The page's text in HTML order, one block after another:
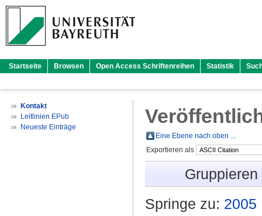
Startseite Browsen Open Access Schriftenreihen Statistik
Kontakt
Leitlinien EPub
Neueste Einträge
Eine Ebene nach oben ...
Exportieren als
Springe zu: 2005